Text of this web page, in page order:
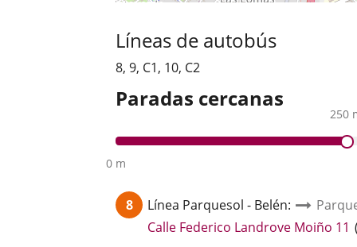
Líneas de autobús
8,9, C1, 10, C2
Paradas cercanas
0 m
250
8 Línea Parquesol - Belén:
Calle Federico Landrove Moiño 11 (